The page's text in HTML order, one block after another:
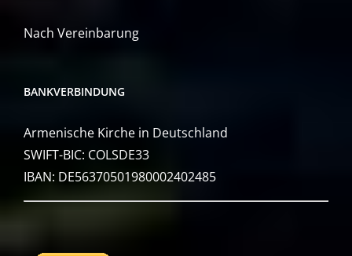
Nach Vereinbarung
BANKVERBINDUNG
Armenische Kirche in Deutschland
SWIFT-BIC: COLSDE33
IBAN: DE56370501980002402485